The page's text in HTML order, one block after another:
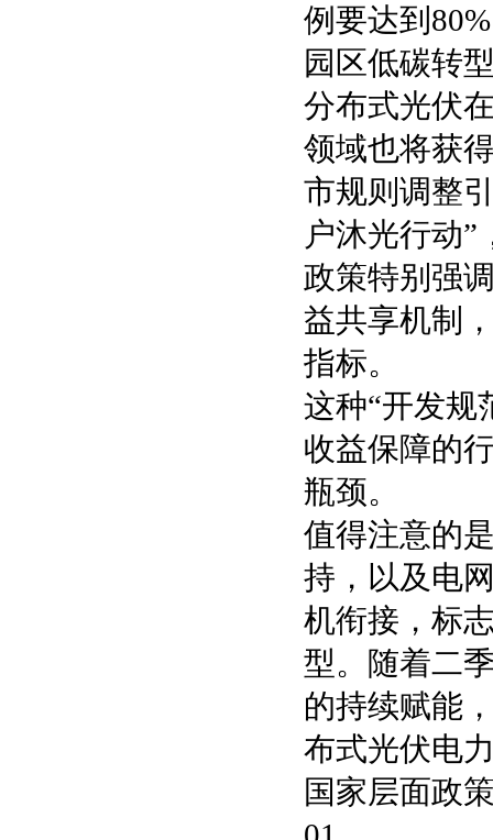
例要达到
园区低碳转
分布式光伏
领域也将获
市规则调整
户沐光行动
政策特别强
益共享机制
指标。
这种“开发规
收益保障的
瓶颈。
值得注意的
持，以及电
机衔接，标
型。随着二
的持续赋能
布式光伏电
国家层面政